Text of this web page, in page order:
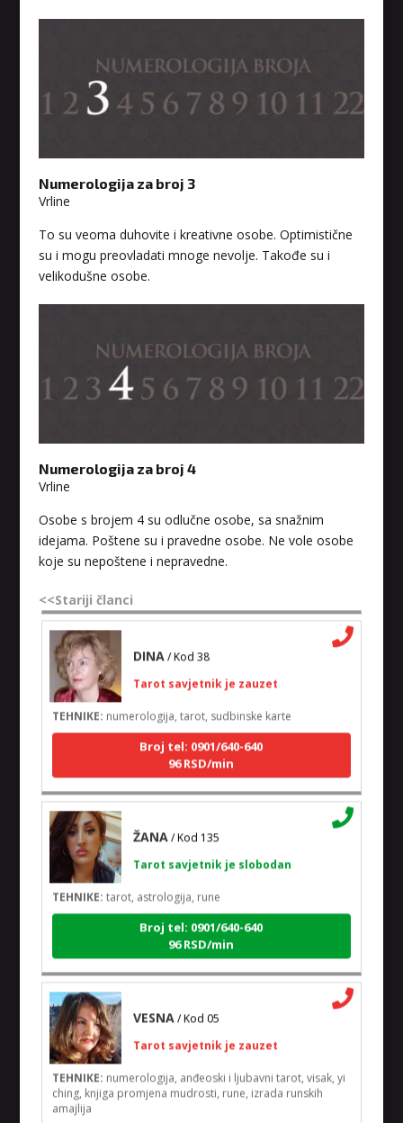
Numerologija za broj 3
Vrline
To su veoma duhovite i kreativne osobe. Optimistične
su i mogu preovladati mnoge nevolje. Takođe su i
velikodušne osobe.
Numerologija za broj 4
Vrline
Osobe s brojem 4 su odlučne osobe, sa snažnim
idejama. Poštene su i pravedne osobe. Ne vole osobe
koje su nepoštene i nepravedne.
<<Stariji članci
NIVES
TEHNIKE: astrologija, sudbinske karte, tarot
Broj tel: 0901/640-640
96 RSD/min
VESNA BURCSA
TEHNIKE:tarot, psihološki razgovori
Broj tel: 0901/640-640
96 RSD/min
TEHNIKE:numerologija, tarot, sudbinske karte
Broj tel: 0901/640-640
96 RSD/min
ŽANA
TEHNIKE:tarot, astrologija, rune
Broj tel: 0901/640-640
96 RSD/min
TEHNIKE:numerologija, anđeoski i ljubavni tarot, visak, yi
ching, knjiga promjena mudrosti, rune, izrada runskih
amajlija